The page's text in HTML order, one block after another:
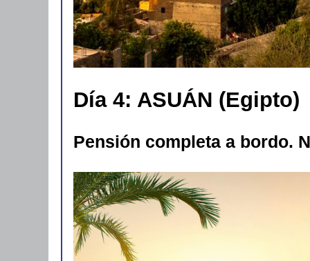
Día 4: ASUÁN (Egipto)
Pensión completa a bordo.